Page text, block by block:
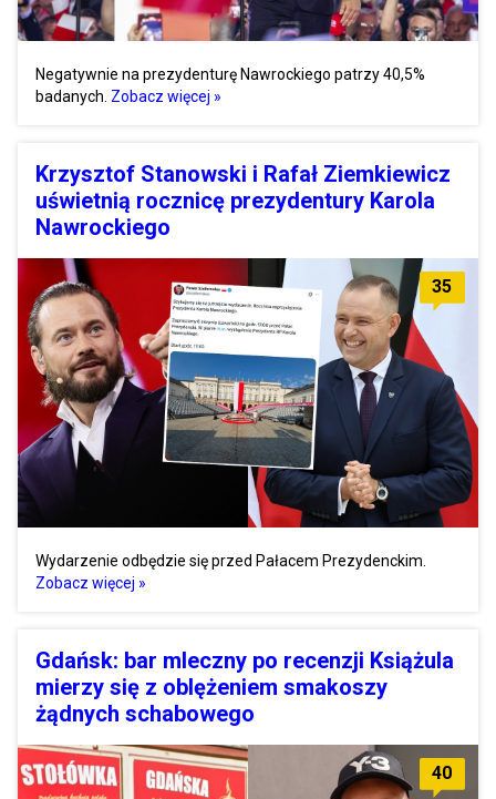
Negatywnie na prezydenturę Nawrockiego patrzy 40,5%
badanych. Zobacz więcej »
Krzysztof Stanowski i Rafał Ziemkiewicz
uświetnią rocznicę prezydentury Karola
Nawrockiego
35
Wydarzenie odbędzie się przed Pałacem Prezydenckim.
Zobacz więcej »
Gdańsk: bar mleczny po recenzji Książula
mierzy się z oblężeniem smakoszy
żądnych schabowego
40